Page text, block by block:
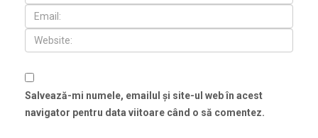
Salvează-mi numele, emailul și site-ul web în acest
navigator pentru data viitoare când o să comentez.